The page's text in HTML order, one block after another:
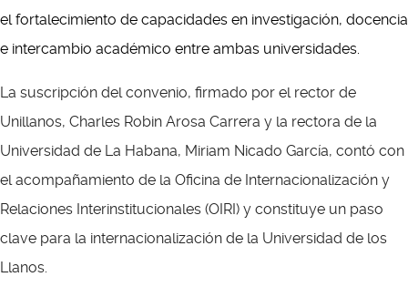
el fortalecimiento de capacidades en investigación, docencia
e intercambio académico entre ambas universidades.
La suscripción del convenio, firmado por el rector de
Unillanos, Charles Robin Arosa Carrera y la rectora de la
Universidad de La Habana, Miriam Nicado García, contó con
el acompañamiento de la Oficina de Internacionalización y
Relaciones Interinstitucionales (OIRI) y constituye un paso
clave para la internacionalización de la Universidad de los
Llanos.